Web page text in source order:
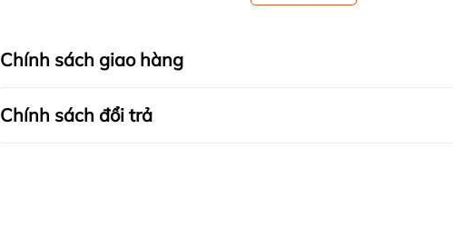
+ Khách hàng được đổi size, đổi màu trong 7 ngày kể từ ngày
Chính sách giao hàng
Chính sách đổi trả